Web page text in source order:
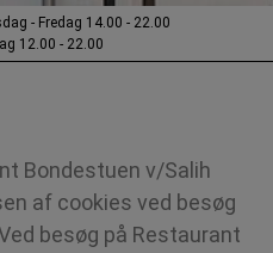
- Fredag 14.00 - 22.00
12.00 - 22.00
Bondestuen v/Salih
af cookies ved besøg
besøg på Restaurant